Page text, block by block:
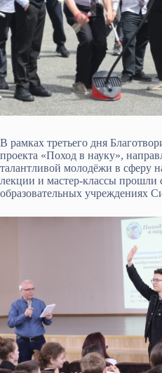
В рамках третьего дня
проекта «Поход в науку»,
талантливой молодёжи в сферу
лекции и мастер-классы прошли
образовательных учреждениях